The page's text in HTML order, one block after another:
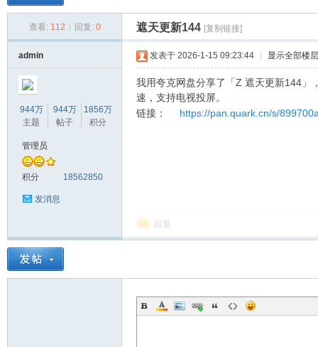
› ›
查看: 112 回复: 0 遮天更新144 [复制链接]
admin
944万
主题
944万
帖子
1856万
积分
管理员
积分 18562850
发消息
发表于 2026-1-15 09:23:44 显示全部楼层
我用夸克网盘分享了「Z 遮天更新144」
速，支持电视投屏。
链接：
https://pan.quark.cn/s/
回复